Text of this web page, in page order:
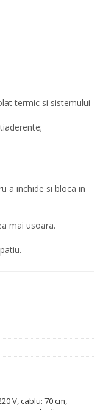
termic si sistemului
a inchide si bloca in
mai usoara.
V, cablu: 70 cm,